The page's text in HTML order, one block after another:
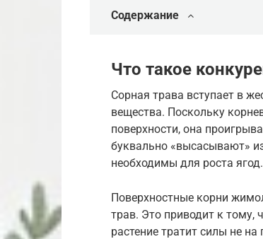
Содержание
Что такое
Сорная трава вступает в
вещества. Поскольку
поверхности, она
буквально «высасывают»
необходимы для роста ягод.
Поверхностные корни
трав. Это приводит к тому,
растение тратит силы не